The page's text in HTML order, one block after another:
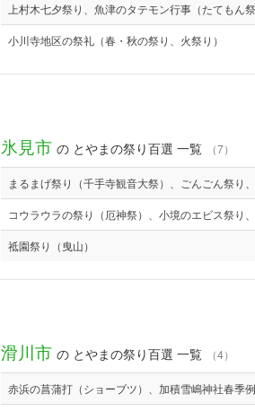
上村木七夕祭り、魚津のタテモン行事（たてもん
小川寺地区の祭礼（春・秋の祭り、火祭り）
氷見市 の とやまの祭り百選 一覧 （7）
まるまげ祭り（千手寺観音大祭）、ごんごん祭り
コウラウラの祭り（厄神祭）、小境のエビス祭り
祗園祭り（曳山）
滑川市 の とやまの祭り百選 一覧 （4）
赤浜の菖蒲打（ショーブツ）、加積雪嶋神社春季